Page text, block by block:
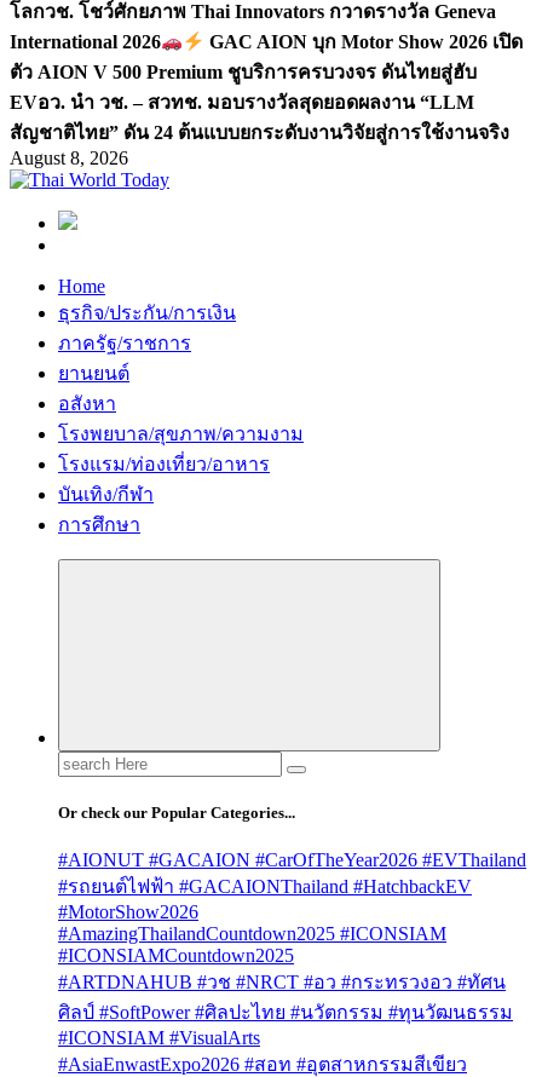
โลกวช. โชว์ศักยภาพ Thai Innovators กวาดรางวัล Geneva
International 2026
GAC AION บุก Motor Show 2026 เปิด
ตัว AION V 500 Premium ชูบริการครบวงจร ดันไทยสู่ฮับ
EVอว. นำ วช. – สวทช. มอบรางวัลสุดยอดผลงาน “LLM
สัญชาติไทย” ดัน 24 ต้นแบบยกระดับงานวิจัยสู่การใช้งานจริง
August 8, 2026
Home
ธุรกิจ/ประกัน/การเงิน
ภาครัฐ/ราชการ
ยานยนต์
อสังหา
โรงพยบาล/สุขภาพ/ความงาม
โรงแรม/ท่องเที่ยว/อาหาร
บันเทิง/กีฬา
การศึกษา
Search
for:
Or check our Popular Categories...
#AIONUT #GACAION #CarOfTheYear2026 #EVThailand
#รถยนต์ไฟฟ้า #GACAIONThailand #HatchbackEV
#MotorShow2026
#AmazingThailandCountdown2025 #ICONSIAM
#ICONSIAMCountdown2025
#ARTDNAHUB #วช #NRCT #อว #กระทรวงอว #ทัศน
ศิลป์ #SoftPower #ศิลปะไทย #นวัตกรรม #ทุนวัฒนธรรม
#ICONSIAM #VisualArts
#AsiaEnwastExpo2026 #สอท #อุตสาหกรรมสีเขียว